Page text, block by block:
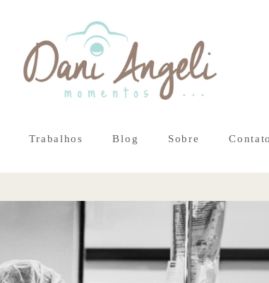
Trabalhos Blog Sobre Contato